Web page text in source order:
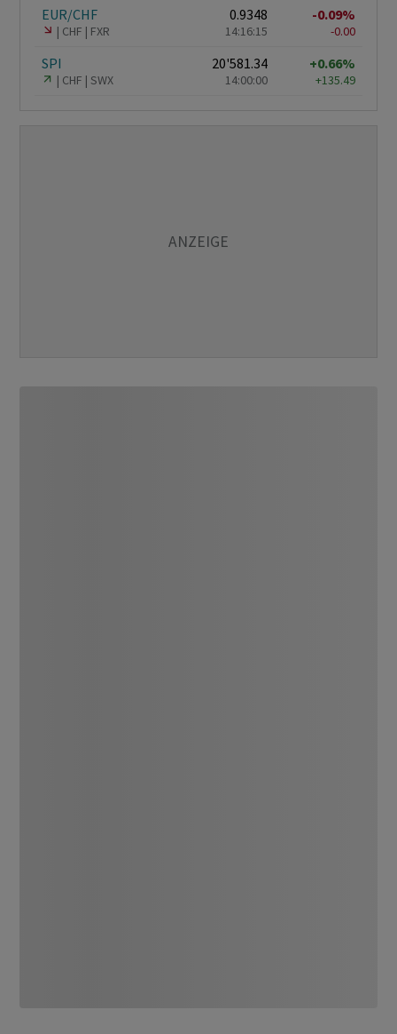
EUR/CHF
CHF FXR
0.9348
14:16:15
-0.09%
-0.00
SPI
CHF SWX
20'581.34
14:00:00
+0.66%
+135.49